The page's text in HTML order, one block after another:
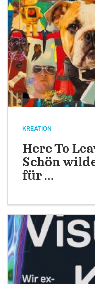
KREATION
Here To
Schön
für …